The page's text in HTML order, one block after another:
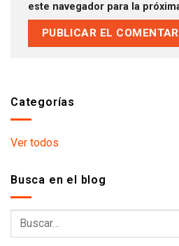
este navegador para la
Categorías
Ver todos
Busca en el blog